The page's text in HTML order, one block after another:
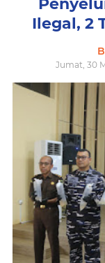
Ilegal, 2
Jumat, 30